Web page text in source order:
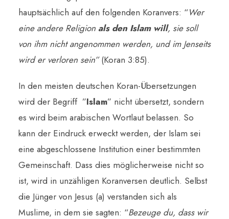
hauptsächlich auf den folgenden Koranvers: “Wer
eine andere Religion als den Islam will, sie soll
von ihm nicht angenommen werden, und im Jenseits
wird er verloren sein”(Koran 3:85).
In den meisten deutschen Koran-Übersetzungen
wird der Begriff ”Islam” nicht übersetzt, sondern
es wird beim arabischen Wortlaut belassen. So
kann der Eindruck erweckt werden, der Islam sei
eine abgeschlossene Institution einer bestimmten
Gemeinschaft. Dass dies möglicherweise nicht so
ist, wird in unzähligen Koranversen deutlich. Selbst
die Jünger von Jesus (a) verstanden sich als
Muslime, in dem sie sagten: “Bezeuge du, dass wir